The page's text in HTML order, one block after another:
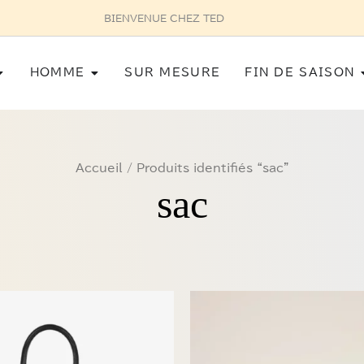
POUR HOMME SUR RENDEZ-VOUS AU 03 87 75 27 32
Femme
HOMME Ouvrir Homme
SUR MESURE FIN DE SAISON
Accueil / Produits identifiés “sac”
sac